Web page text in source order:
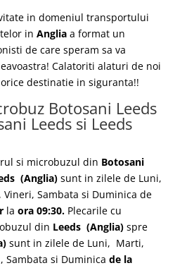
in domeniul transportului
in Angliaa format un
de care speram sa va
Calatoriti alaturi de noi
destinatie in siguranta!!
Leeds si Leeds
si microbuzul din Botosani
(Anglia)sunt in zilele de Luni,
Sambata si Duminica de
la ora 09:30.Plecarile cu
din Leeds (Anglia)spre
sunt in zilele de Luni, Marti,
Sambata si Duminica de la